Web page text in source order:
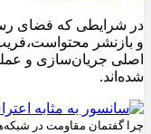
در شرایطی که فضای
و بازنشر
اصلی جریان‌سازی و
شده‌اند.
چرا گفتمان مقاومت در